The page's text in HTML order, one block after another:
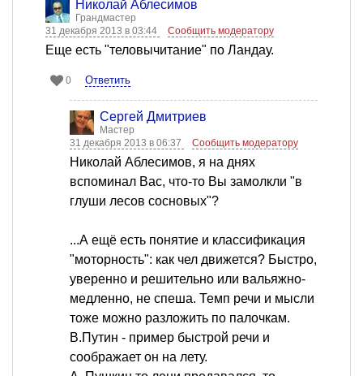
Николай Аблесимов
Грандмастер
31 декабря 2013 в 03:44
Сообщить модератору
Еще есть "теловычитание" по Ландау.
0 Ответить
Сергей Дмитриев
Мастер
31 декабря 2013 в 06:37
Сообщить модератору
Николай Аблесимов, я на днях
вспоминал Вас, что-то Вы замолкли "в
глуши лесов сосновых"?
...А ещё есть понятие и классификация
"моторность": как чел движется? Быстро,
уверенно и решительно или вальяжно-
медленно, не спеша. Темп речи и мысли
тоже можно разложить по палочкам.
В.Путин - пример быстрой речи и
соображает он на лету.